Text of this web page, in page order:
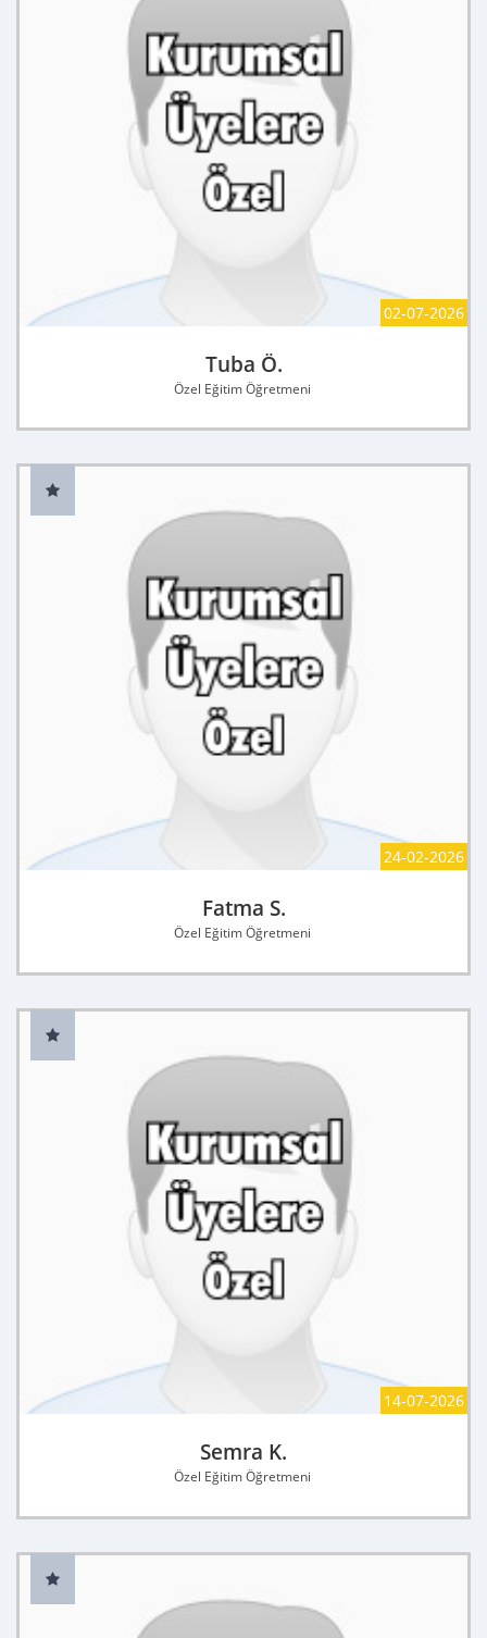
02-07-2026
Tuba Ö.
Özel Eğitim Öğretmeni
24-02-2026
Fatma S.
Özel Eğitim Öğretmeni
14-07-2026
Semra K.
Özel Eğitim Öğretmeni